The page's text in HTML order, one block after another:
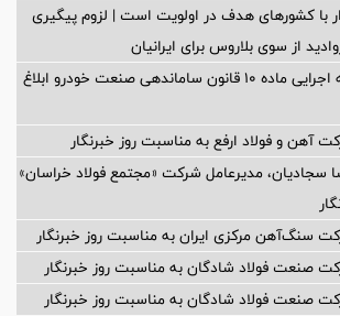
با کشورهای هدف در اولویت است | لزوم پیگیری
از سوی بلاروس برای ایرانیان
اصلاحیه آیین نامه اجرایی ماده ۱۰ قانون ساماندهی صنعت خودرو ابلاغ
آهن و فولاد ارفع به مناسبت روز خبرنگار
سجادیان، مدیرعامل شرکت «مجتمع فولاد خراسان»
سنگ‌آهن مرکزی ایران به مناسبت روز خبرنگار
صنعت فولاد شادگان به مناسبت روز خبرنگار
صنعت فولاد شادگان به مناسبت روز خبرنگار